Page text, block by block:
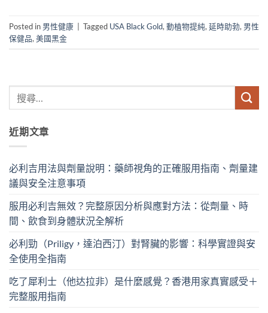
Posted in 男性健康 Tagged USA Black Gold, 動植物提純, 延時助勃, 男性
保健品, 美國黑金
近期文章
必利吉用法與劑量說明：藥師視角的正確服用指南、劑量建
議與安全注意事項
服用必利吉無效？完整原因分析與應對方法：從劑量、時
間、飲食到身體狀況全解析
必利勁（Priligy，達泊西汀）對腎臟的影響：科學實證與安
全使用全指南
吃了犀利士（他达拉非）是什麼感覺？香港用家真實感受＋
完整服用指南